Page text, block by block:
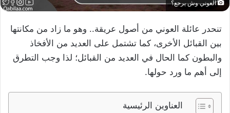
العوني وش يرجع؟
تنحدر عائلة العوني من أصول عريقة.. وهو ما زاد من مكانتها
بين القبائل الأخرى، كما تشتمل على العديد من الأفخاذ
والبطون كما الحال في العديد من القبائل؛ لذا وجب التطرق
إلى أهم ما ورد حولها.
العناوين الرئيسية